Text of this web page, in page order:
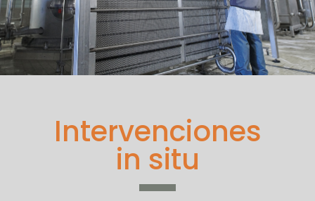
Intervenciones
in situ